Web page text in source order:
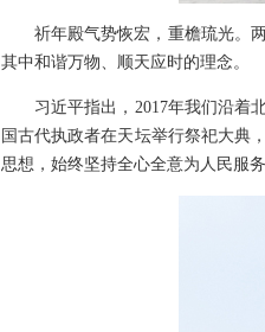
祈年殿气势恢宏，重檐琉光。
其中和谐万物、顺天应时的理念。
习近平指出，2017年我们沿着
国古代执政者在天坛举行祭祀大典
思想，始终坚持全心全意为人民服